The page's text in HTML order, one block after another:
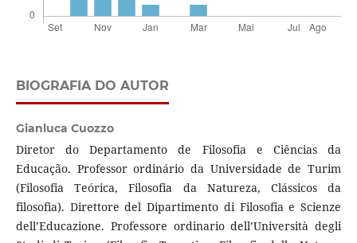
BIOGRAFIA DO AUTOR
Gianluca Cuozzo
Diretor do Departamento de Filosofia e Ciências da
Educação. Professor ordinário da Universidade de Turim
(Filosofia Teórica, Filosofia da Natureza, Clássicos da
filosofia). Direttore del Dipartimento di Filosofia e Scienze
dell’Educazione. Professore ordinario dell’Università degli